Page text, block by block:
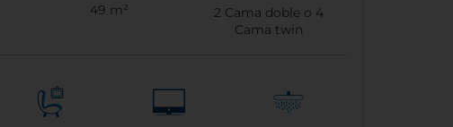
49 m² 2 Cama doble o 4
Cama twin